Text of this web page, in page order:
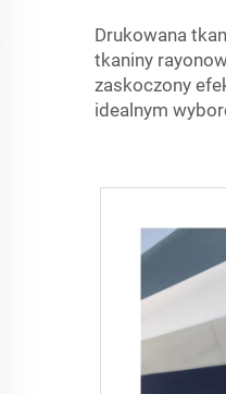
Drukowana
tkaniny
zaskoczony
idealnym